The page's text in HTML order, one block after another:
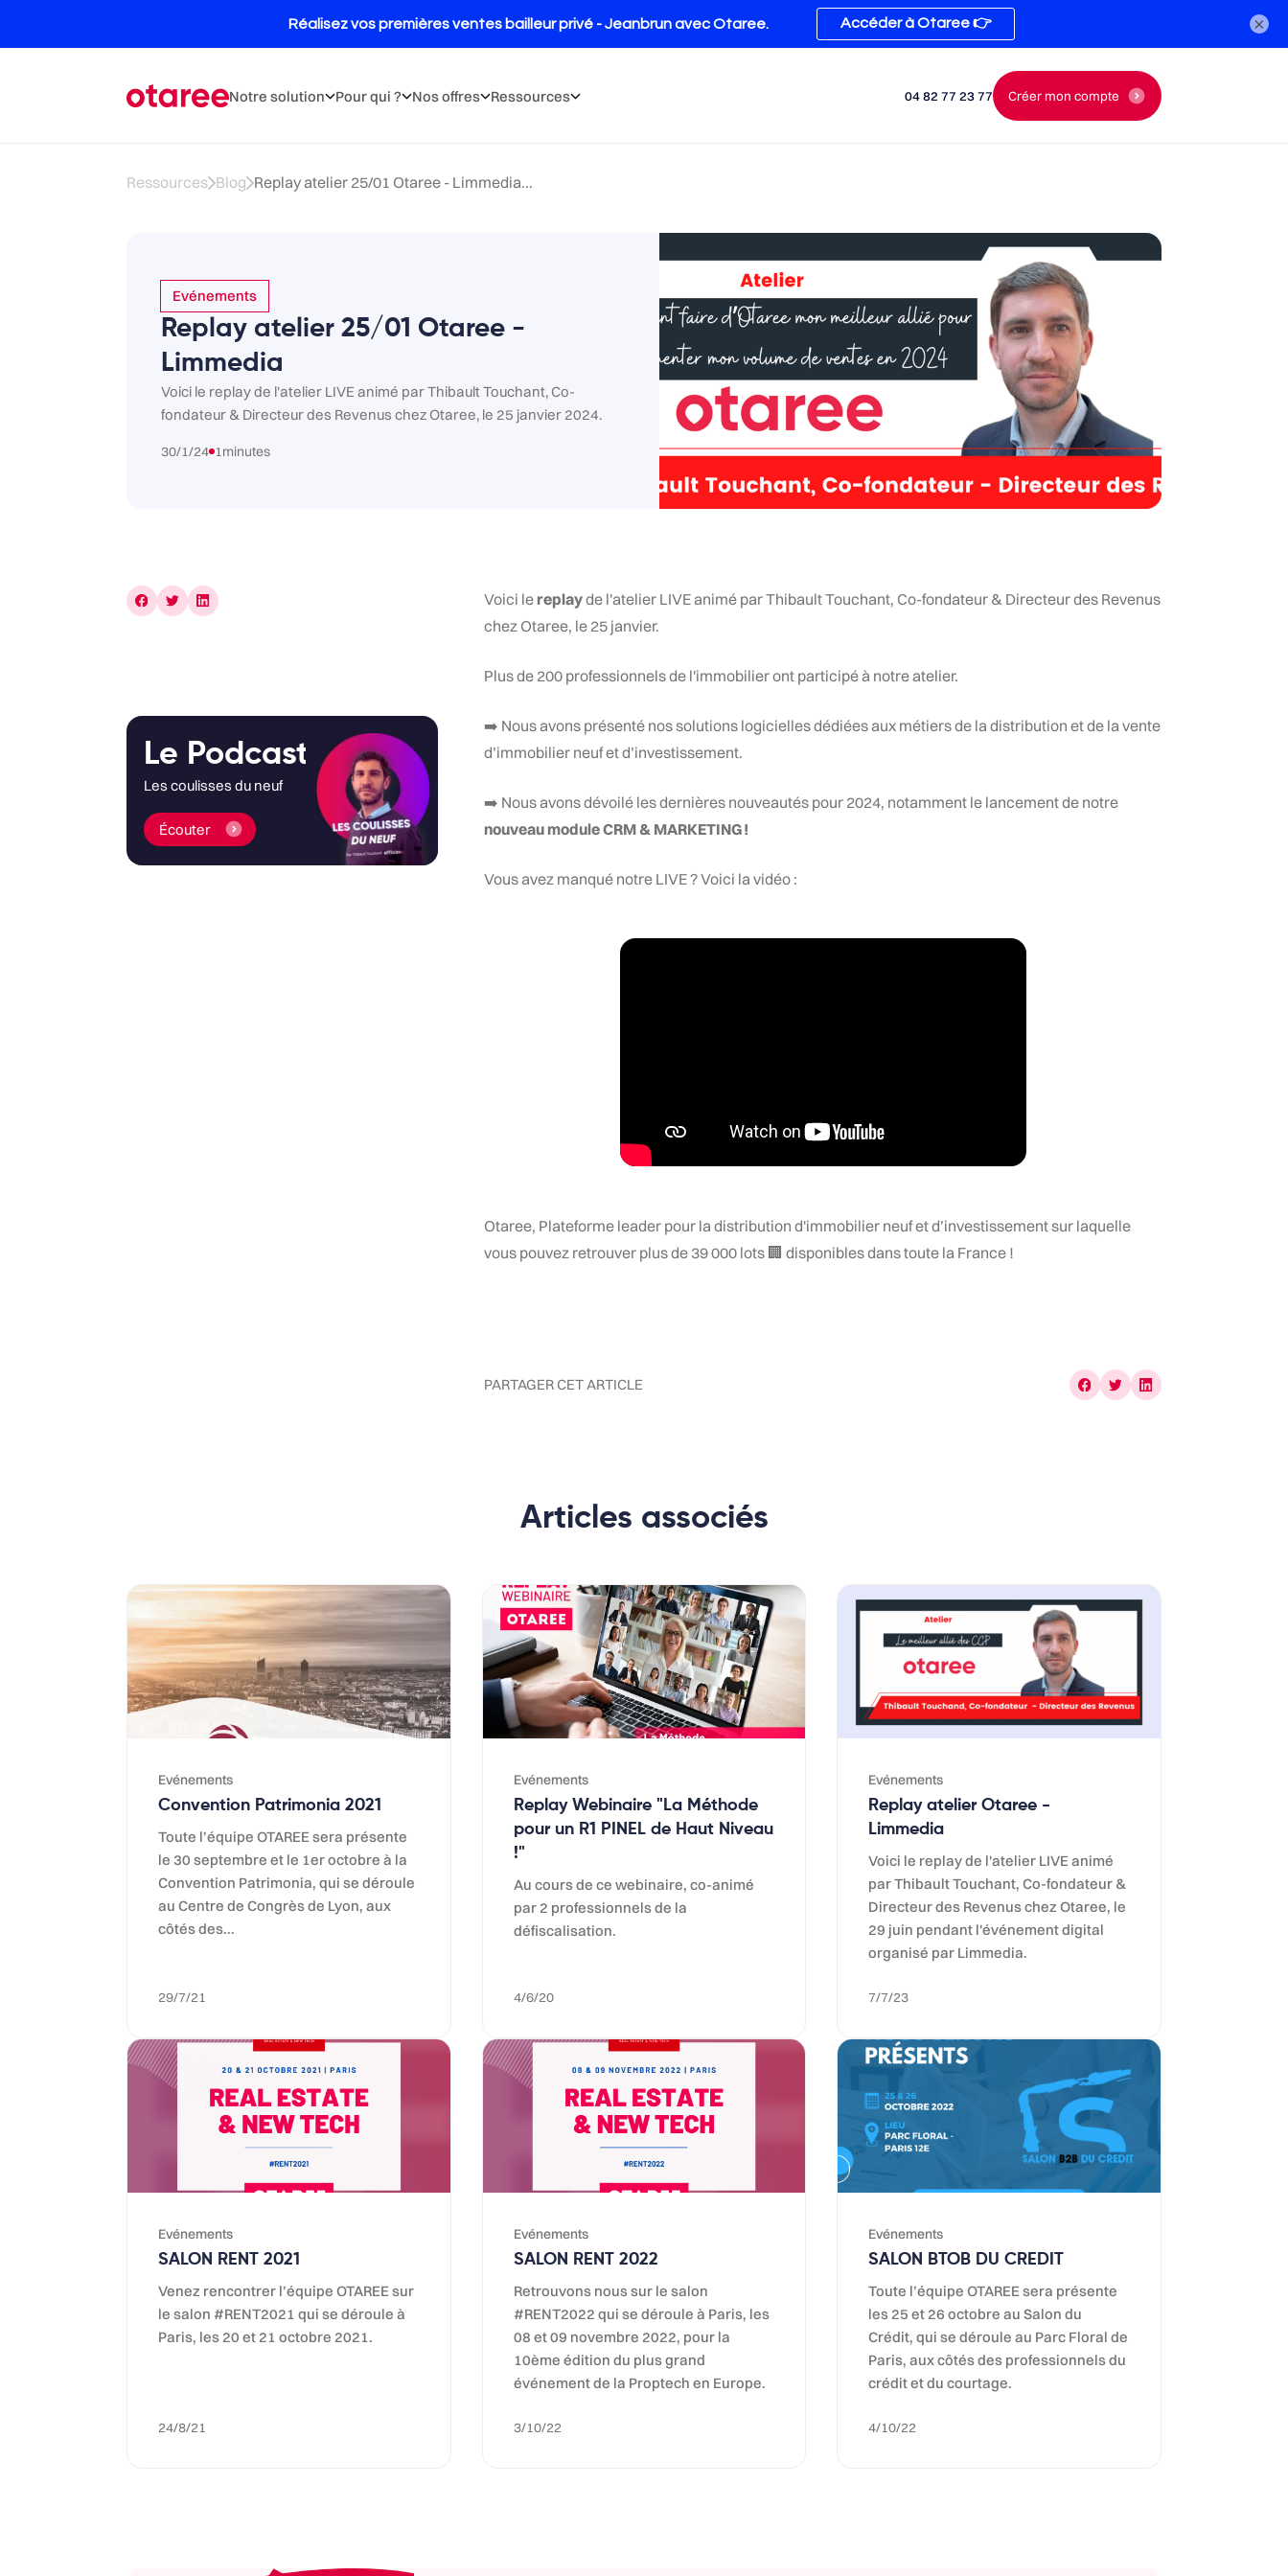
Notre solution Pour qui ? Nos offres Ressources 04 82 77 23 77 Créer mon compte
Ressources Blog Replay atelier 25/01 Otaree - Limmedia...
Evénements
Replay atelier 25/01 Otaree -
Limmedia
Voici le replay de l'atelier LIVE animé par Thibault Touchant, Co-
fondateur & Directeur des Revenus chez Otaree, le 25 janvier 2024.
30/1/24 1minutes
Le Podcast
Les coulisses du neuf
Écouter
Voici lereplayde l'atelier LIVE animé par Thibault Touchant, Co-fondateur & Directeur des Revenus
chez Otaree, le 25 janvier.
Plus de 200 professionnels de l'immobilier ont participé à notre atelier.
➡️ Nous avons présenté nos solutions logicielles dédiées aux métiers de la distribution et de la vente
d’immobilier neuf et d’investissement.
➡️ Nous avons dévoilé les dernières nouveautés pour 2024, notamment le lancement de notre
nouveau module CRM & MARKETING !
Vous avez manqué notre LIVE ? Voici la vidéo :
Otaree, Plateforme leader pour la distribution d'immobilier neuf et d’investissement sur laquelle
vous pouvez retrouver plus de 39 000 lots 🏢 disponibles dans toute la France !
PARTAGER CET ARTICLE
Articles associés
Evénements
Convention Patrimonia 2021
Toute l’équipe OTAREE sera présente
le 30 septembre et le 1er octobre à la
Convention Patrimonia, qui se déroule
au Centre de Congrès de Lyon, aux
côtés des...
29/7/21
Evénements
Replay Webinaire "La Méthode
pour un R1 PINEL de Haut Niveau
!"
Au cours de ce webinaire, co-animé
par 2 professionnels de la
défiscalisation.
4/6/20
Evénements
Replay atelier Otaree -
Limmedia
Voici le replay de l'atelier LIVE animé
par Thibault Touchant, Co-fondateur &
Directeur des Revenus chez Otaree, le
29 juin pendant l'événement digital
organisé par Limmedia.
7/7/23
Evénements
SALON RENT 2021
Venez rencontrer l’équipe OTAREE sur
le salon #RENT2021 qui se déroule à
Paris, les 20 et 21 octobre 2021.
24/8/21
Evénements
SALON RENT 2022
Retrouvons nous sur le salon
#RENT2022 qui se déroule à Paris, les
08 et 09 novembre 2022, pour la
10ème édition du plus grand
événement de la Proptech en Europe.
3/10/22
Evénements
SALON BTOB DU CREDIT
Toute l’équipe OTAREE sera présente
les 25 et 26 octobre au Salon du
Crédit, qui se déroule au Parc Floral de
Paris, aux côtés des professionnels du
crédit et du courtage.
4/10/22
×